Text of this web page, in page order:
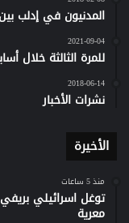
المدنيون في إدلب
2021-09-04
للمرة الثالثة خلال
2018-06-14
نشرات الأخبار
الأخيرة
منذ 5 ساعات
توغل اسرائيلي
معرية